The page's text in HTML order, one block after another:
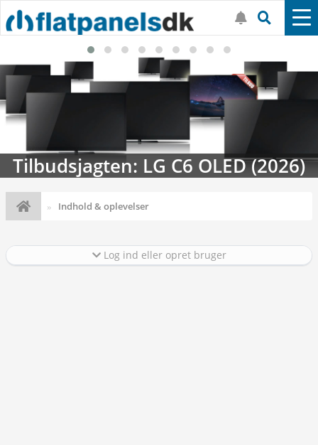
Tilbudsjagten: LG C6 OLED (2026)
Indhold & oplevelser
Log ind eller opret bruger